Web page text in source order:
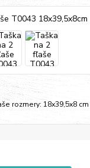
rozmery: 18x39,5x8 cm